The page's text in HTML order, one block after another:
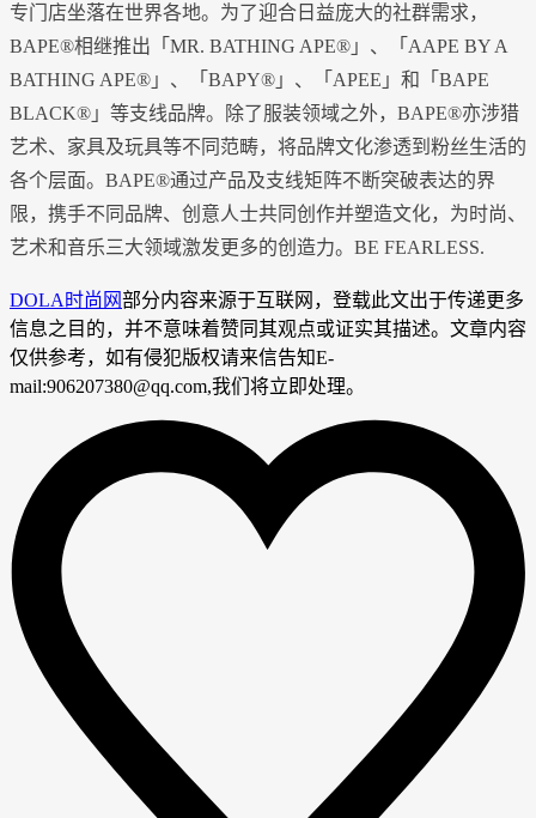
专门店坐落在世界各地。为了迎合日益庞大的社群需求，
BAPE®相继推出「MR. BATHING APE®」、「AAPE BY A
BATHING APE®」、「BAPY®」、「APEE」和「BAPE
BLACK®」等支线品牌。除了服装领域之外，BAPE®亦涉猎
艺术、家具及玩具等不同范畴，将品牌文化渗透到粉丝生活的
各个层面。BAPE®通过产品及支线矩阵不断突破表达的界
限，携手不同品牌、创意人士共同创作并塑造文化，为时尚、
艺术和音乐三大领域激发更多的创造力。BE FEARLESS.
DOLA时尚网部分内容来源于互联网，登载此文出于传递更多
信息之目的，并不意味着赞同其观点或证实其描述。文章内容
仅供参考，如有侵犯版权请来信告知E-
mail:906207380@qq.com,我们将立即处理。